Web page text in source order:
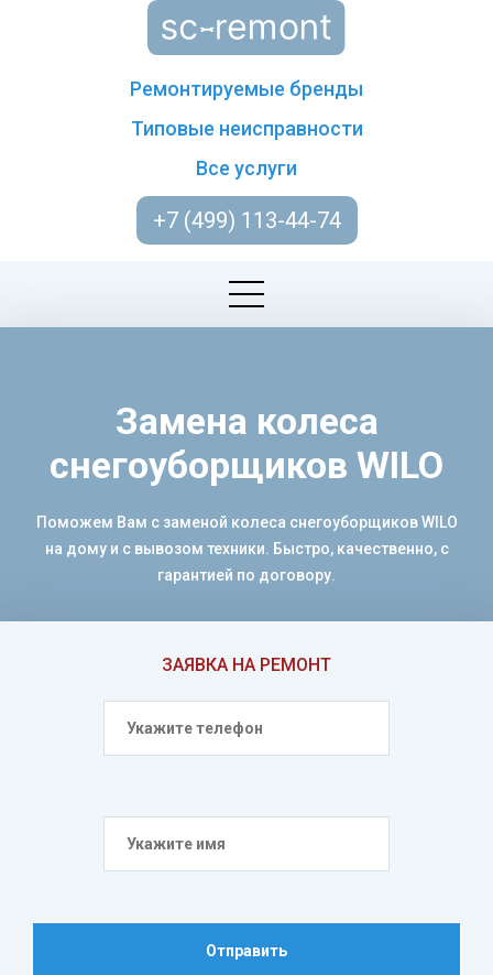
Ремонтируемые бренды
Типовые неисправности
Все услуги
+7 (499) 113-44-74
ЗАЯВКА НА РЕМОНТ
Отправить
Замена колеса
снегоуборщиков WILO
Поможем Вам с заменой колеса снегоуборщиков WILO
на дому и с вывозом техники. Быстро, качественно, с
гарантией по договору.